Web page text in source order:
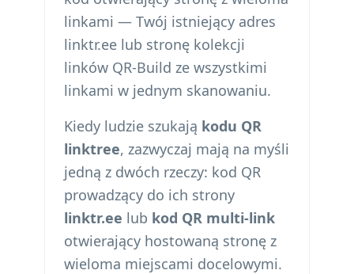
linkami — Twój istniejący adres
linktr.ee lub stronę kolekcji
linków QR-Build ze wszystkimi
linkami w jednym skanowaniu.
Kiedy ludzie szukają kodu QR
linktree, zazwyczaj mają na myśli
jedną z dwóch rzeczy: kod QR
prowadzący do ich strony
linktr.ee lub kod QR multi-link
otwierający hostowaną stronę z
wieloma miejscami docelowymi.